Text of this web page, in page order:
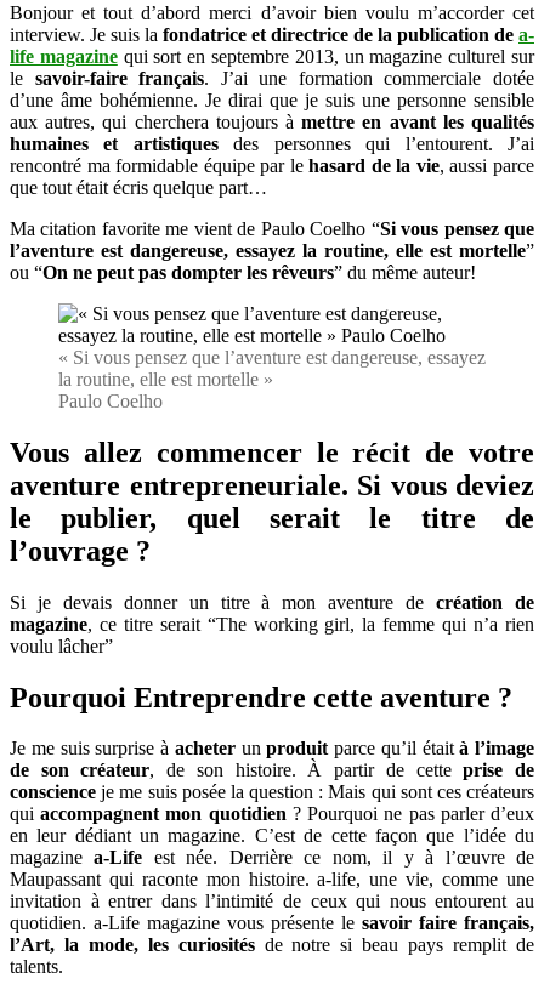
Bonjour et tout d’abord merci d’avoir bien voulu m’accorder cet
interview. Je suis la fondatrice et directrice de la publication de a-
life magazine qui sort en septembre 2013, un magazine culturel sur
le savoir-faire français. J’ai une formation commerciale dotée
d’une âme bohémienne. Je dirai que je suis une personne sensible
aux autres, qui cherchera toujours àmettre en avant les qualités
humaines et artistiquesdes personnes qui l’entourent. J’ai
rencontré ma formidable équipe par lehasard de la vie, aussi parce
que tout était écris quelque part…
Ma citation favorite me vient de Paulo Coelho “Si vous pensez que
l’aventure est dangereuse, essayez la routine, elle est mortelle”
ou “On ne peut pas dompter les rêveurs” du même auteur!
« Si vous pensez que l’aventure est dangereuse, essayez
la routine, elle est mortelle »
Paulo Coelho
Vous allez commencer le récit de votre
aventure entrepreneuriale. Si vous deviez
le publier, quel serait le titre de
l’ouvrage ?
Si je devais donner un titre à mon aventure decréation de
magazine, ce titre serait “The working girl, la femme qui n’a rien
voulu lâcher”
Pourquoi Entreprendre cette aventure ?
Je me suis surprise à acheterunproduitparce qu’il étaità l’image
de son créateur, de son histoire. À partir de cetteprise de
conscience je me suis posée la question : Mais qui sont ces créateurs
quiaccompagnent mon quotidien? Pourquoi ne pas parler d’eux
en leur dédiant un magazine. C’est de cette façon que l’idée du
magazinea-Life est née. Derrière ce nom, il y à l’œuvre de
Maupassant qui raconte mon histoire. a-life, une vie, comme une
invitation à entrer dans l’intimité de ceux qui nous entourent au
quotidien. a-Life magazine vous présente le savoir faire français,
l’Art, la mode, les curiositésde notre si beau pays remplit de
talents.